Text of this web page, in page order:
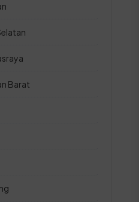
Barat